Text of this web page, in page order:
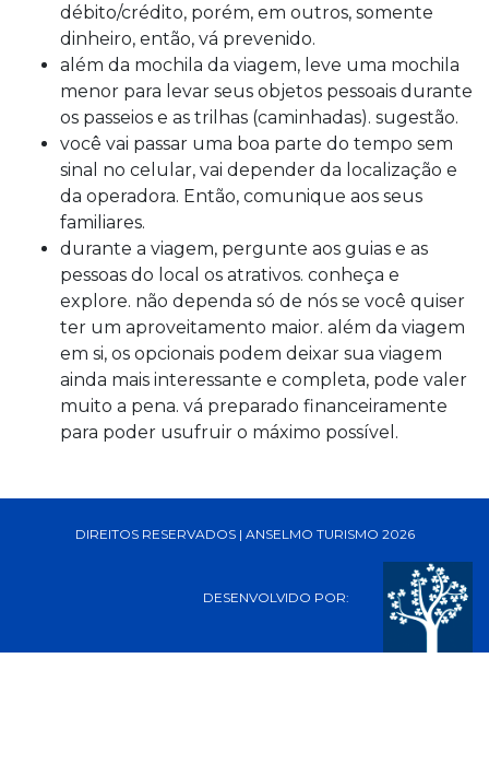
débito/crédito, porém, em outros, somente
dinheiro, então, vá prevenido.
além da mochila da viagem, leve uma mochila
menor para levar seus objetos pessoais durante
os passeios e as trilhas (caminhadas). sugestão.
você vai passar uma boa parte do tempo sem
sinal no celular, vai depender da localização e
da operadora. Então, comunique aos seus
familiares.
durante a viagem, pergunte aos guias e as
pessoas do local os atrativos. conheça e
explore. não dependa só de nós se você quiser
ter um aproveitamento maior. além da viagem
em si, os opcionais podem deixar sua viagem
ainda mais interessante e completa, pode valer
muito a pena. vá preparado financeiramente
para poder usufruir o máximo possível.
DIREITOS RESERVADOS | ANSELMO TURISMO 2026
DESENVOLVIDO POR: